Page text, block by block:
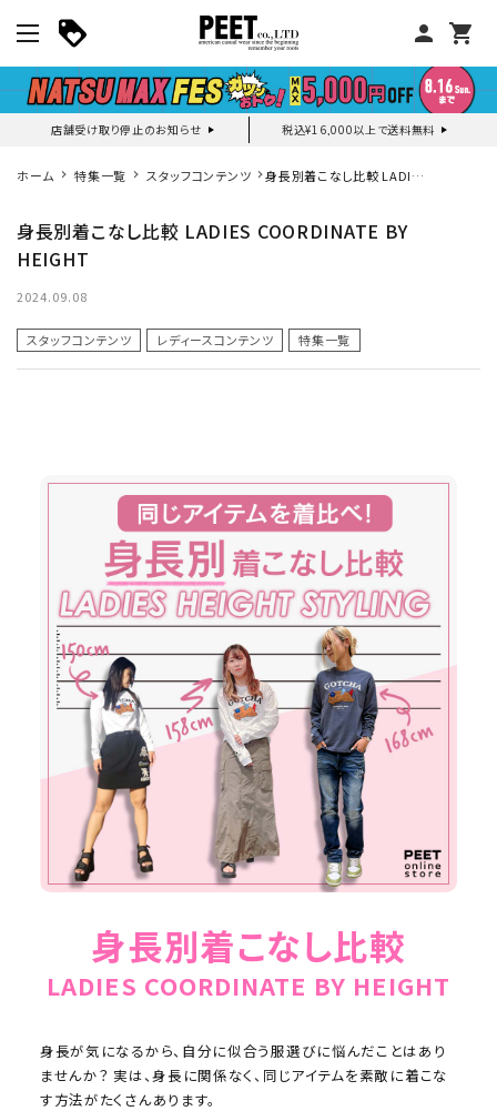
person shopping_cart
店舗受け取り停止のお知らせ 税込¥16,000以上で送料無料
マイページ
新作アイテム
search
ホーム 特集一覧 スタッフコンテンツ
身長別着こなし比較 LADIES
身長別着こなし比較 LADIES COORDINATE BY
HEIGHT
2024.09.08
スタッフコンテンツ レディースコンテンツ 特集一覧
身長別着こなし比較
LADIES COORDINATE BY HEIGHT
身長が気になるから、自分に似合う服選びに悩んだことはあり
ませんか？ 実は、身長に関係なく、同じアイテムを素敵に着こな
す方法がたくさんあります。